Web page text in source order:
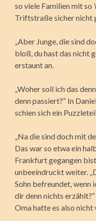
so viele Familien mit so
Triftstraße sicher nicht
„Aber Junge, die sind
bloß, du hast das nicht
erstaunt an.
„Woher soll ich das
denn passiert?“ In
schien sich ein
„Na die sind doch mit
Das war so etwa ein
Frankfurt gegangen
unbeeindruckt weiter.
Sohn befreundet, wenn
dir denn nichts
Oma hatte es also nicht